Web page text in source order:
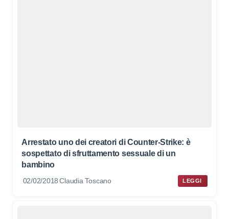
Arrestato uno dei creatori di Counter-Strike: è
sospettato di sfruttamento sessuale di un
bambino
02/02/2018 Claudia Toscano LEGGI